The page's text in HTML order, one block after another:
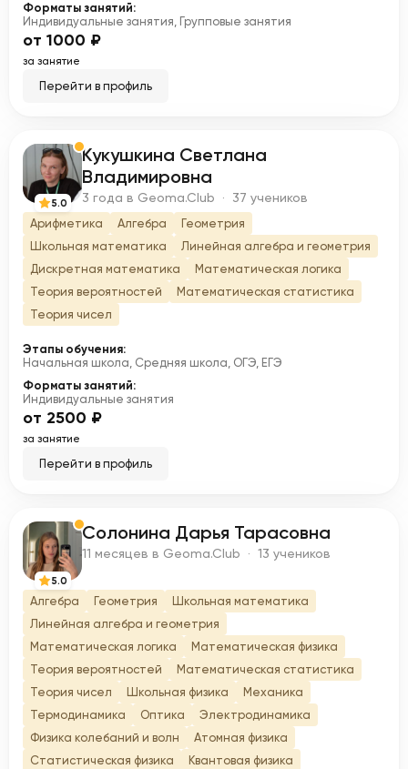
Форматы занятий:
Индивидуальные занятия, Групповые занятия
от 1000 ₽
за занятие
Перейти в профиль
К
5.0
Кукушкина Светлана
Владимировна
3 года в Geoma.Club · 37 учеников
Арифметика Алгебра
Геометрия
Школьная математика
Линейная алгебра и геометрия
Дискретная математика
Математическая логика
Теория вероятностей
Математическая статистика
Теория чисел
Этапы обучения:
Начальная школа, Средняя школа, ОГЭ, ЕГЭ
Форматы занятий:
Индивидуальные занятия
от 2500 ₽
за занятие
Перейти в профиль
С
5.0
Солонина Дарья Тарасовна
11 месяцев в Geoma.Club · 13 учеников
Алгебра Геометрия
Школьная математика
Линейная алгебра и геометрия
Математическая логика
Математическая физика
Теория вероятностей
Математическая статистика
Теория чисел
Школьная физика
Механика
Термодинамика
Оптика
Электродинамика
Физика колебаний и волн
Атомная физика
Статистическая физика
Квантовая физика